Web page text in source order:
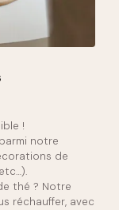
!
notre
de
thé ? Notre
réchauffer, avec